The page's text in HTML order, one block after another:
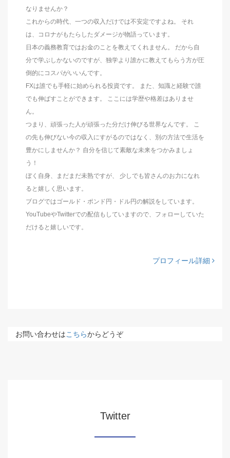
なりませんか？
これからの時代、一つの収入だけでは不安定ですよね。 それ
は、コロナがもたらしたダメージが物語っています。
日本の義務教育ではお金のことを教えてくれません。 だから自
分で学ぶしかないのですが、独学より誰かに教えてもらう方が圧
倒的にコスパがいいんです。
FXは誰でも手軽に始められる投資です。 また、知識と経験で誰
でも伸ばすことができます。 ここには学歴や格差はありませ
ん。
つまり、頑張った人が頑張った分だけ伸びる世界なんです。 こ
の先も伸びない今の収入にすがるのではなく、別の方法で生活を
豊かにしませんか？ 自分を信じて素敵な未来をつかみましょ
う！
ぼく自身、まだまだ未熟ですが、 少しでも皆さんのお力になれ
ると嬉しく思います。
ブログではゴールド・ポンド円・ドル円の解説をしています。
YouTubeやTwitterでの配信もしていますので、フォローしていた
だけると嬉しいです。
プロフィール詳細
お問い合わせはこちらからどうぞ
Twitter